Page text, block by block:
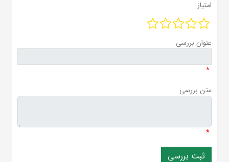
امتیاز
عنوان بررسی
*
متن بررسی
*